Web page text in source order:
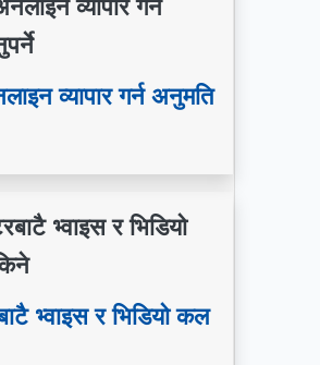
व्यापार गर्न अनुमति
भ्वाइस र भिडियो कल